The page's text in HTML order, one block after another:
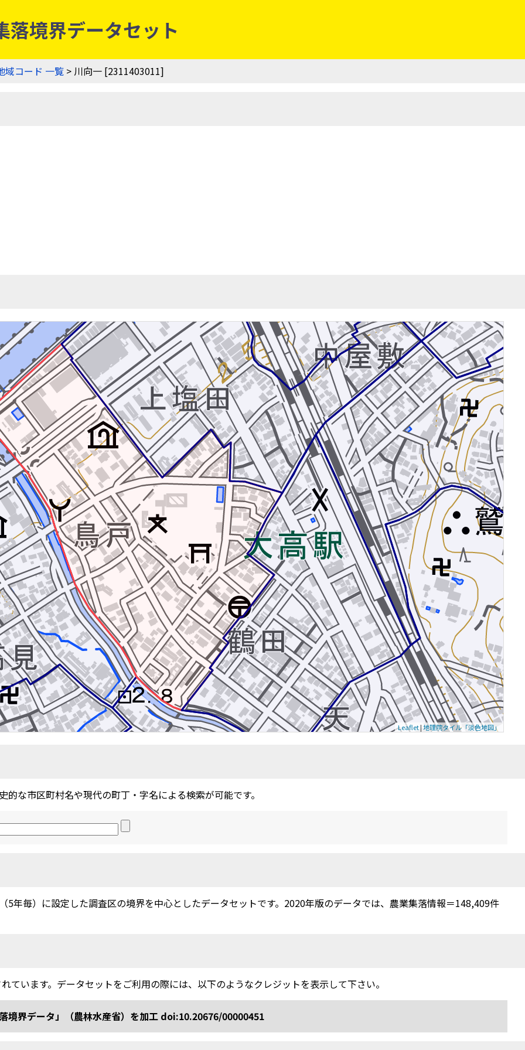
境界データセット
域コード 一覧 > 川向一 [2311403011]
Leaflet|地理院タイル「淡色地図」
的な市区町村名や現代の町丁・字名による検索が可能です。
5年毎）に設定した調査区の境界を中心としたデータセットです。2020年版のデータでは、農業集落情報＝148,409件
ています。データセットをご利用の際には、以下のようなクレジットを表示して下さい。
境界データ」（農林水産省）を加工 doi:10.20676/00000451